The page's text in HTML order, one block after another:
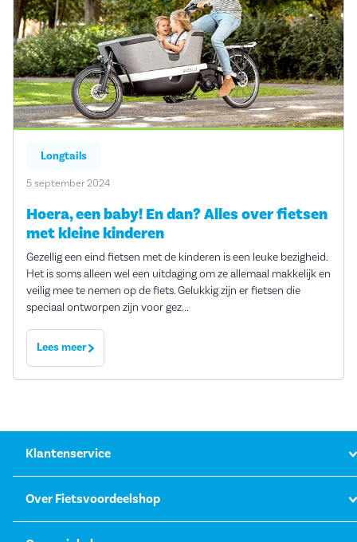
Longtails
5 september 2024
Hoera, een baby! En dan? Alles over fietsen
met kleine kinderen
Gezellig een eind fietsen met de kinderen is een leuke bezigheid.
Het is soms alleen wel een uitdaging om ze allemaal makkelijk en
veilig mee te nemen op de fiets. Gelukkig zijn er fietsen die
speciaal ontworpen zijn voor gez...
Lees meer
Klantenservice
Over Fietsvoordeelshop